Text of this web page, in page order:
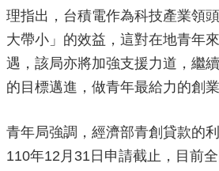
私
權
及
全
政
政
府
理指出，台積電作為科技產業領
大帶小」的效益，這對在地青年
遇，該局亦將加強支援力道，繼
的目標邁進，做青年最給力的創業
青年局強調，經濟部青創貸款的
110年12月31日申請截止，目前